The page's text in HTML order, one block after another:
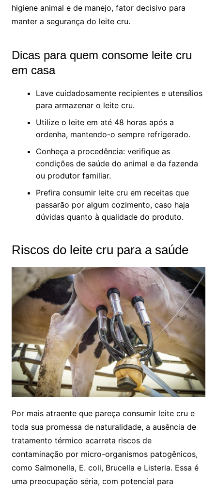
higiene animal e de manejo, fator decisivo para
manter a segurança do leite cru.
Dicas para quem consome leite cru
em casa
Lave cuidadosamente recipientes e utensílios
para armazenar o leite cru.
Utilize o leite em até 48 horas após a
ordenha, mantendo-o sempre refrigerado.
Conheça a procedência: verifique as
condições de saúde do animal e da fazenda
ou produtor familiar.
Prefira consumir leite cru em receitas que
passarão por algum cozimento, caso haja
dúvidas quanto à qualidade do produto.
Riscos do leite cru para a saúde
Por mais atraente que pareça consumir leite cru e
toda sua promessa de naturalidade, a ausência de
tratamento térmico acarreta riscos de
contaminação por micro-organismos patogênicos,
como Salmonella, E. coli, Brucella e Listeria. Essa é
uma preocupação séria, com potencial para